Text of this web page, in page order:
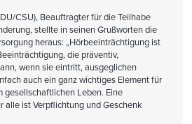
CSU), Beauftragter für die Teilhabe
stellte in seinen Grußworten die
heraus: „Hörbeeinträchtigung ist
die präventiv,
wenn sie eintritt, ausgeglichen
auch ein ganz wichtiges Element für
gesellschaftlichen Leben. Eine
alle ist Verpflichtung und Geschenk